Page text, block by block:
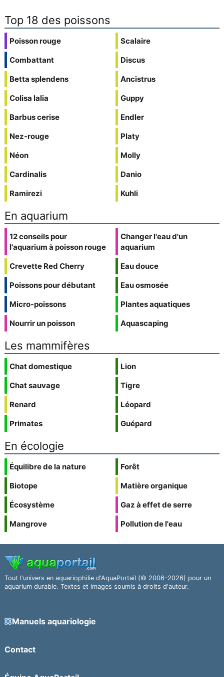
Top 18 des poissons
Poisson rouge
Combattant
Betta splendens
Colisa lalia
Barbus cerise
Nez-rouge
Néon
Cardinalis
Ramirezi
Scalaire
Discus
Ancistrus
Guppy
Endler
Platy
Molly
Danio
Kuhli
En aquarium
12 conseils pour
l'aquarium à poisson rouge
Crevette Red Cherry
Poissons pour débutant
Micro-poissons
Nourrir un poisson
Changer l'eau d'un
aquarium
Eau douce
Eau osmosée
Plantes aquatiques
Aquascaping
Les mammifères
Chat domestique
Chat sauvage
Renard
Primates
Lion
Tigre
Léopard
Guépard
En écologie
Équilibre de la nature
Biotope
Écosystème
Mangrove
Forêt
Matière organique
Gaz à effet de serre
Pollution de l'eau
Tout l'univers en aquariophilie d'AquaPortail (© 2006–2026) pour un
aquarium durable. Textes et images soumis à droits d'auteur.
Manuels aquariologie
Contact